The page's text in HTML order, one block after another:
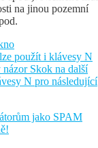
na jinou pozemní
použít i klávesy N
názor Skok na další
N pro následující
jako SPAM